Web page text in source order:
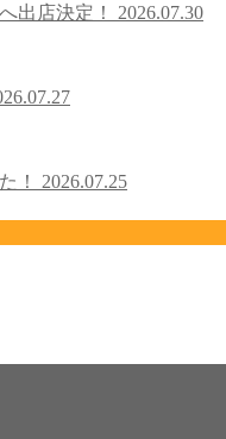
出店決定！ 2026.07.30
！ 2026.07.25